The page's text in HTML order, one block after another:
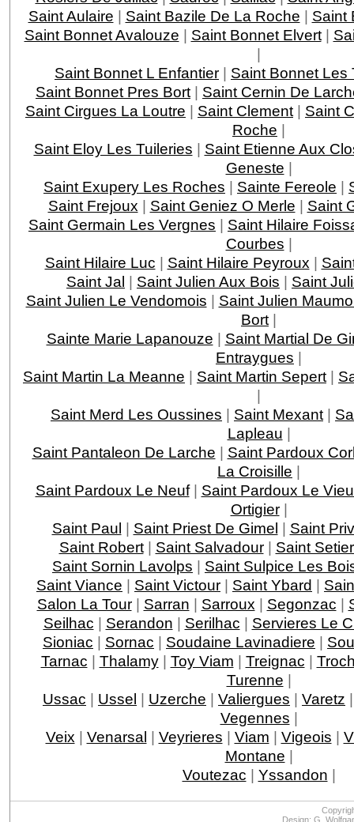
Saint Aulaire | Saint Bazile De La Roche | Saint
Saint Bonnet Avalouze | Saint Bonnet Elvert|
|
Saint Bonnet L Enfantier | Saint Bonnet Les
Saint Bonnet Pres Bort | Saint Cernin De
Saint Cirgues La Loutre | Saint Clement | Saint
Roche |
Saint Eloy Les Tuileries | Saint Etienne Aux
Geneste |
Saint Exupery Les Roches | Sainte Fereole |
Saint Frejoux | Saint Geniez O Merle | Saint
Saint Germain Les Vergnes | Saint Hilaire
Courbes |
Saint Hilaire Luc | Saint Hilaire Peyroux |
Saint Jal | Saint Julien Aux Bois | Saint
Saint Julien Le Vendomois | Saint Julien
Bort |
Sainte Marie Lapanouze | Saint Martial De
Entraygues |
Saint Martin La Meanne | Saint Martin Sepert |
|
Saint Merd Les Oussines | Saint Mexant |
Lapleau |
Saint Pantaleon De Larche | Saint Pardoux
La Croisille |
Saint Pardoux Le Neuf| Saint Pardoux Le
Ortigier|
Saint Paul | Saint Priest De Gimel | Saint
Saint Robert| Saint Salvadour| Saint
Saint Sornin Lavolps | Saint Sulpice Les
Saint Viance | Saint Victour | Saint Ybard |
Salon La Tour| Sarran | Sarroux | Segonzac |
Seilhac | Serandon | Serilhac | Servieres Le
Sioniac | Sornac | Soudaine Lavinadiere |
Tarnac | Thalamy| Toy Viam | Treignac |
Turenne |
Ussac | Ussel | Uzerche | Valiergues | Varetz
Vegennes |
Veix | Venarsal | Veyrieres | Viam | Vigeois |
Montane |
Voutezac | Yssandon |
Design: G.